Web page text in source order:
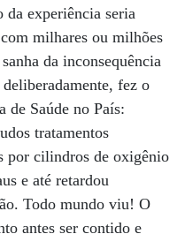
da experiência seria
milhares ou milhões
da inconsequência
fez o
de Saúde no País:
tratamentos
por cilindros de oxigênio
e até retardou
Todo mundo viu! O
antes ser contido e